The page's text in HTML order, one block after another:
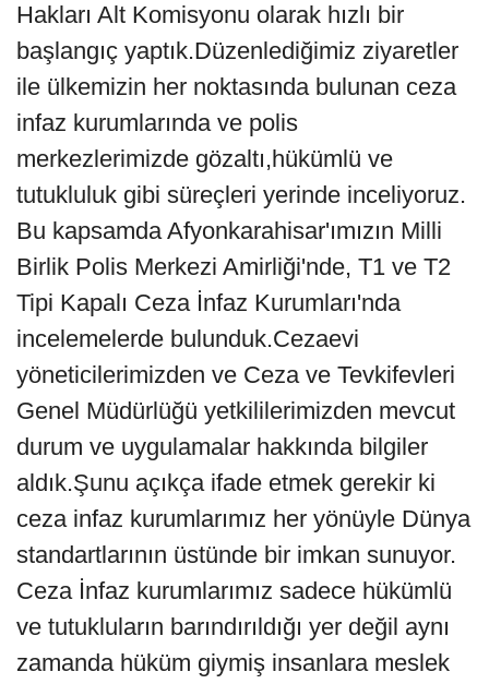
Hakları Alt Komisyonu olarak hızlı bir
başlangıç yaptık.Düzenlediğimiz ziyaretler
ile ülkemizin her noktasında bulunan ceza
infaz kurumlarında ve polis
merkezlerimizde gözaltı,hükümlü ve
tutukluluk gibi süreçleri yerinde inceliyoruz.
Bu kapsamda Afyonkarahisar'ımızın Milli
Birlik Polis Merkezi Amirliği'nde, T1 ve T2
Tipi Kapalı Ceza İnfaz Kurumları'nda
incelemelerde bulunduk.Cezaevi
yöneticilerimizden ve Ceza ve Tevkifevleri
Genel Müdürlüğü yetkililerimizden mevcut
durum ve uygulamalar hakkında bilgiler
aldık.Şunu açıkça ifade etmek gerekir ki
ceza infaz kurumlarımız her yönüyle Dünya
standartlarının üstünde bir imkan sunuyor.
Ceza İnfaz kurumlarımız sadece hükümlü
ve tutukluların barındırıldığı yer değil aynı
zamanda hüküm giymiş insanlara meslek